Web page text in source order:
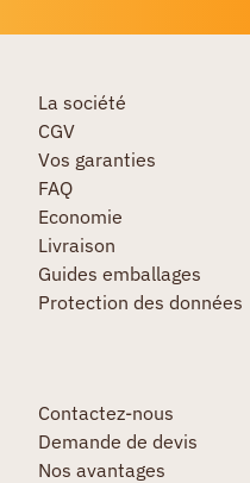
La société
CGV
Vos garanties
FAQ
Economie
Livraison
Guides emballages
Protection des données
Contactez-nous
Demande de devis
Nos avantages